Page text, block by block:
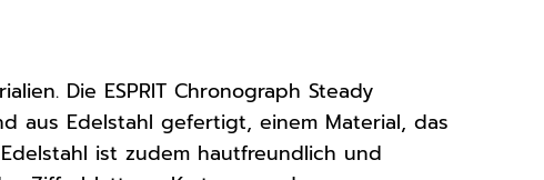
Die ESPRIT Chronograph Steady
aus Edelstahl gefertigt, einem Material, das
ist zudem hautfreundlich und